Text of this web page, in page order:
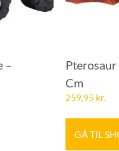
–
Cm
259,95 kr.
GÅ TIL